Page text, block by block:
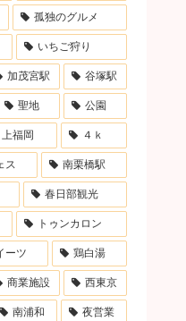
孤独のグルメ
いちご狩り
加茂宮駅 谷塚駅
聖地 公園
上福岡 ４ｋ
ス 南栗橋駅
春日部観光
トゥンカロン
ーツ 鶏白湯
商業施設 西東京
南浦和 夜営業